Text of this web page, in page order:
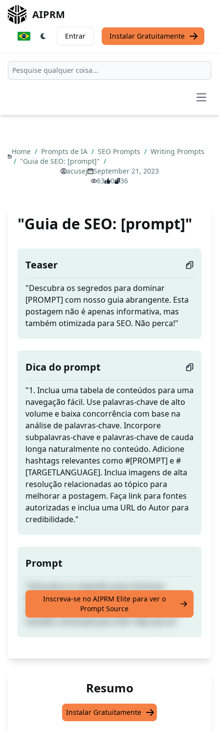
AIPRM
Entrar Instalar Gratuitamente
Home / Prompts de IA / SEO Prompts / Writing Prompts
/ "Guia de SEO: [prompt]" /
acusej
September 21, 2023
63
0 36
"Guia de SEO: [prompt]"
Teaser
"Descubra os segredos para dominar
[PROMPT] com nosso guia abrangente. Esta
postagem não é apenas informativa, mas
também otimizada para SEO. Não perca!"
Dica do prompt
"1. Inclua uma tabela de conteúdos para uma
navegação fácil. Use palavras-chave de alto
volume e baixa concorrência com base na
análise de palavras-chave. Incorpore
subpalavras-chave e palavras-chave de cauda
longa naturalmente no conteúdo. Adicione
hashtags relevantes como #[PROMPT] e #
[TARGETLANGUAGE]. Inclua imagens de alta
resolução relacionadas ao tópico para
melhorar a postagem. Faça link para fontes
autorizadas e inclua uma URL do Autor para
credibilidade."
Prompt
[PROMPT] com nosso guia abrangente. Esta
postagem não é apenas informativa, mas
Inscreva-se no AIPRM Elite para ver o
Prompt Source
Resumo
Instalar Gratuitamente